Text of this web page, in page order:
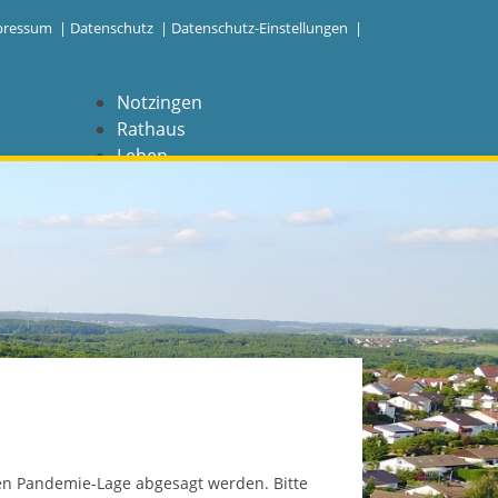
| Datenschutz | Datenschutz-Einstellungen |
Notzingen
Rathaus
Leben
Wirtschaft
Notzingen
Pandemie-Lage abgesagt werden. Bitte